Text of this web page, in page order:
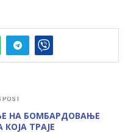
POST
НА БОМБАРДОВАЊЕ
ТРАЈЕ